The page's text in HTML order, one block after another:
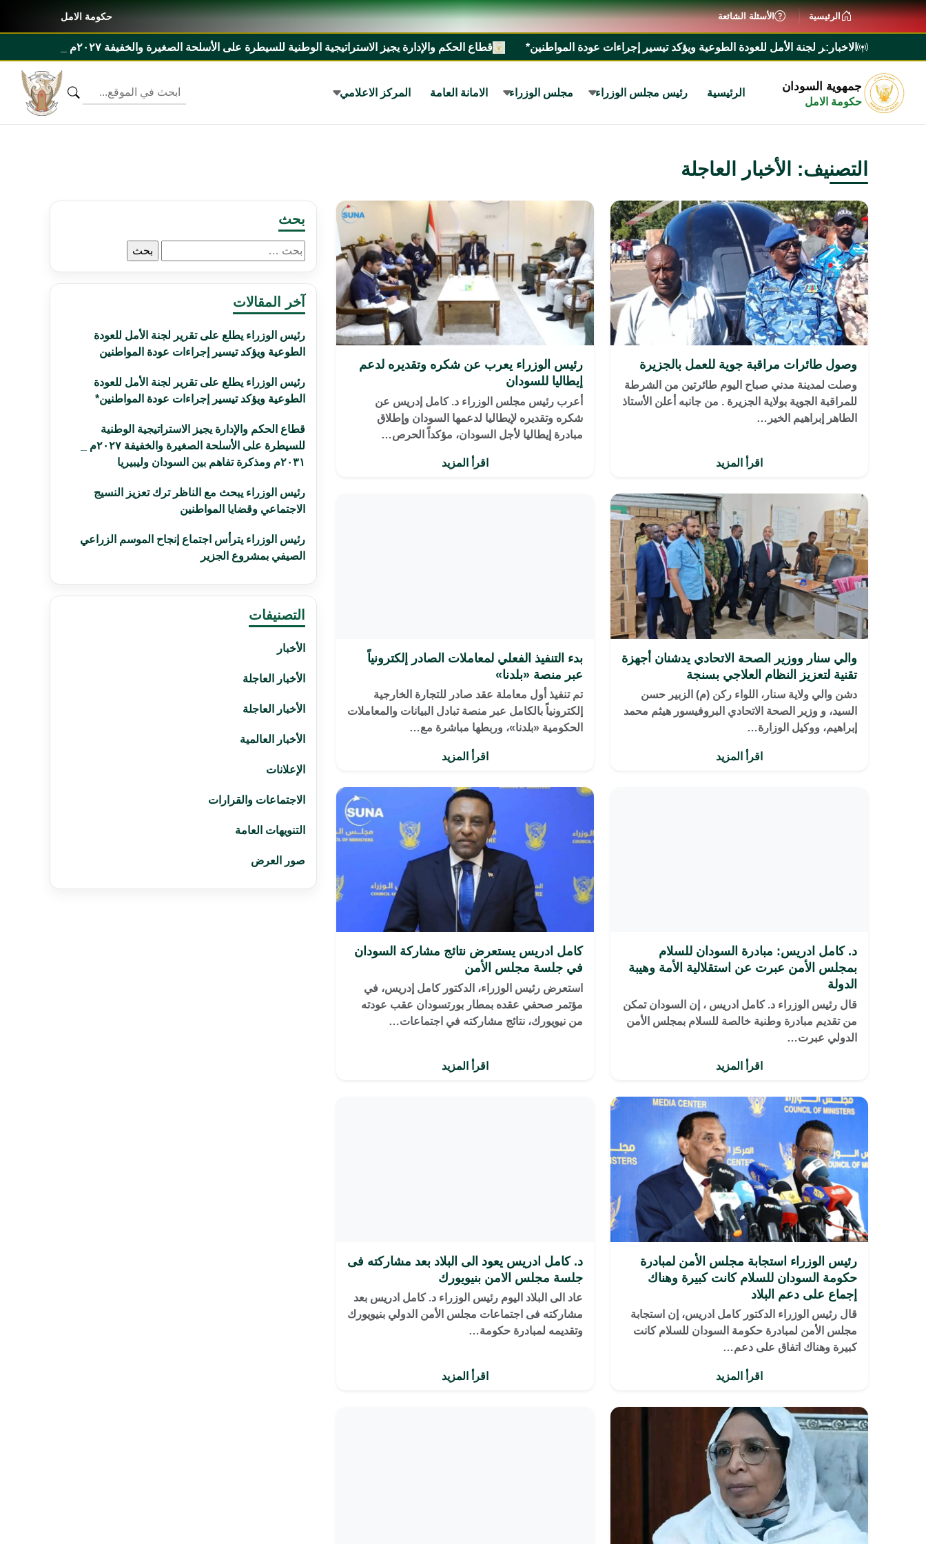
الرئيسية الأسئلة الشائعة حكومة الامل
الاخبار:
لجنة الأمل للعودة الطوعية ويؤكد تيسير إجراءات عودة المواطنين* قطاع الحكم والإدارة يجيز الاستراتيجية الوطنية للسيطرة على الأسلحة الصغيرة والخفيفة ٢٠٢٧م _ ٢٠٣١م ومذكرة تفاهم بين السودان وليبيريا
جمهوية السودان
حكومة الامل
الرئيسية رئيس مجلس الوزراء مجلس الوزراء الامانة العامة المركز الاعلامي
التصنيف: الأخبار العاجلة
بحث
البحث
عن:
آخر المقالات
رئيس الوزراء يطلع على تقرير لجنة الأمل للعودة
الطوعية ويؤكد تيسير إجراءات عودة المواطنين
رئيس الوزراء يطلع على تقرير لجنة الأمل للعودة
الطوعية ويؤكد تيسير إجراءات عودة المواطنين*
قطاع الحكم والإدارة يجيز الاستراتيجية الوطنية
للسيطرة على الأسلحة الصغيرة والخفيفة ٢٠٢٧م _
٢٠٣١م ومذكرة تفاهم بين السودان وليبيريا
رئيس الوزراء يبحث مع الناظر ترك تعزيز النسيج
الاجتماعي وقضايا المواطنين
رئيس الوزراء يترأس اجتماع إنجاح الموسم الزراعي
الصيفي بمشروع الجزير
التصنيفات
الأخبار
الأخبار العاجلة
الأخبار العاجلة
الأخبار العالمية
الإعلانات
الاجتماعات والقرارات
التنويهات العامة
صور العرض
وصول طائرات مراقبة جوية للعمل بالجزيرة
وصلت لمدينة مدني صباح اليوم طائرتين من الشرطة
للمراقبة الجوية بولاية الجزيرة . من جانبه أعلن الأستاذ
الطاهر إبراهيم الخير…
اقرأ المزيد
رئيس الوزراء يعرب عن شكره وتقديره لدعم
إيطاليا للسودان
أعرب رئيس مجلس الوزراء د. كامل إدريس عن
شكره وتقديره لإيطاليا لدعمها السودان وإطلاق
مبادرة إيطاليا لأجل السودان، مؤكداً الحرص…
اقرأ المزيد
والي سنار ووزير الصحة الاتحادي يدشنان أجهزة
تقنية لتعزيز النظام العلاجي بسنجة
​دشن والي ولاية سنار، اللواء ركن (م) الزبير حسن
السيد، و وزير الصحة الاتحادي البروفيسور هيثم محمد
إبراهيم، ووكيل الوزارة…
اقرأ المزيد
بدء التنفيذ الفعلي لمعاملات الصادر إلكترونياً
عبر منصة «بلدنا»
تم تنفيذ أول معاملة عقد صادر للتجارة الخارجية
إلكترونياً بالكامل عبر منصة تبادل البيانات والمعاملات
الحكومية «بلدنا»، وربطها مباشرة مع…
اقرأ المزيد
د. كامل ادريس: مبادرة السودان للسلام
بمجلس الأمن عبرت عن استقلالية الأمة وهيبة
الدولة
قال رئيس الوزراء د. كامل ادريس ، إن السودان تمكن
من تقديم مبادرة وطنية خالصة للسلام بمجلس الأمن
الدولي عبرت…
اقرأ المزيد
كامل ادريس يستعرض نتائج مشاركة السودان
في جلسة مجلس الأمن
استعرض رئيس الوزراء، الدكتور كامل إدريس، في
مؤتمر صحفي عقده بمطار بورتسودان عقب عودته
من نيويورك، نتائج مشاركته في اجتماعات…
اقرأ المزيد
رئيس الوزراء استجابة مجلس الأمن لمبادرة
حكومة السودان للسلام كانت كبيرة وهناك
إجماع على دعم البلاد
قال رئيس الوزراء الدكتور كامل ادريس، إن استجابة
مجلس الأمن لمبادرة حكومة السودان للسلام كانت
كبيرة وهناك اتفاق على دعم…
اقرأ المزيد
د. كامل ادريس يعود الى البلاد بعد مشاركته فى
جلسة مجلس الامن بنيويورك
عاد الى البلاد اليوم رئيس الوزراء د. كامل ادريس بعد
مشاركته فى اجتماعات مجلس الأمن الدولي بنيويورك
وتقديمه لمبادرة حكومة…
اقرأ المزيد